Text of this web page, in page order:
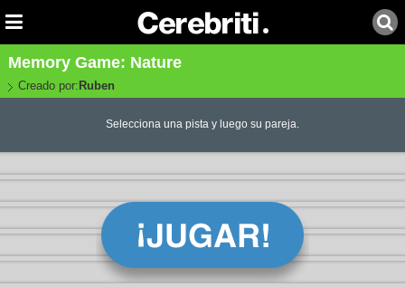
Memory Game: Nature
Creado por: Ruben
Selecciona una pista y luego su pareja.